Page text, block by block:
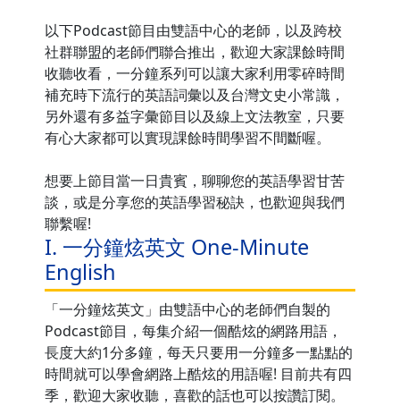
以下Podcast節目由雙語中心的老師，以及跨校
社群聯盟的老師們聯合推出，歡迎大家課餘時間
收聽收看，一分鐘系列可以讓大家利用零碎時間
補充時下流行的英語詞彙以及台灣文史小常識，
另外還有多益字彙節目以及線上文法教室，只要
有心大家都可以實現課餘時間學習不間斷喔。
想要上節目當一日貴賓，聊聊您的英語學習甘苦
談，或是分享您的英語學習秘訣，也歡迎與我們
聯繫喔!
I. 一分鐘炫英文 One-Minute
English
「一分鐘炫英文」由雙語中心的老師們自製的
Podcast節目，每集介紹一個酷炫的網路用語，
長度大約1分多鐘，每天只要用一分鐘多一點點的
時間就可以學會網路上酷炫的用語喔! 目前共有四
季，歡迎大家收聽，喜歡的話也可以按讚訂閱。